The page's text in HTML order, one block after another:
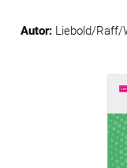
Autor: Liebold/Raff/